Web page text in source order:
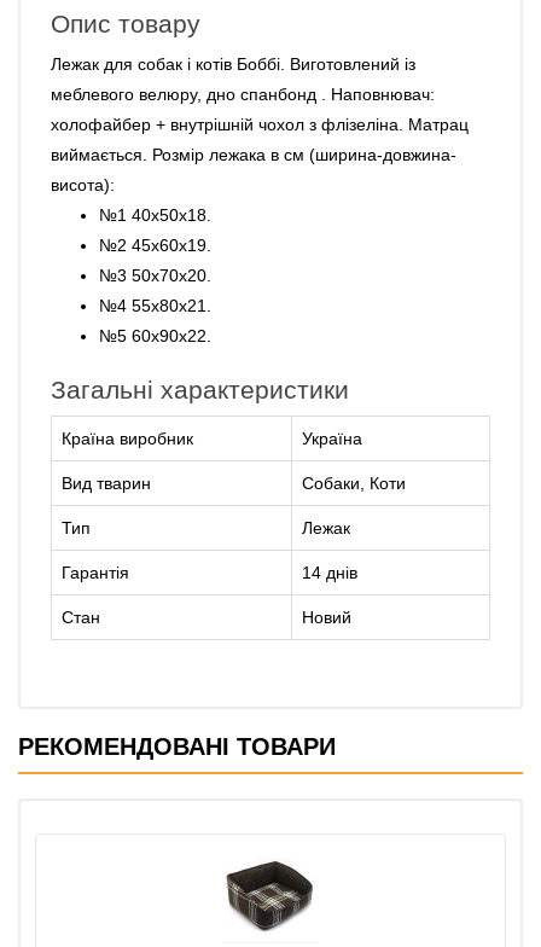
Опис товару
Лежак для собак і котів Боббі. Виготовлений із
меблевого велюру, дно спанбонд . Наповнювач:
холофайбер + внутрішній чохол з флізеліна. Матрац
виймається. Розмір лежака в см (ширина-довжина-
висота):
№1 40х50х18.
№2 45х60х19.
№3 50х70х20.
№4 55х80х21.
№5 60х90х22.
Загальні характеристики
Країна виробник Україна
Вид тварин Собаки, Коти
Тип Лежак
Гарантія 14 днів
Стан Новий
РЕКОМЕНДОВАНІ ТОВАРИ